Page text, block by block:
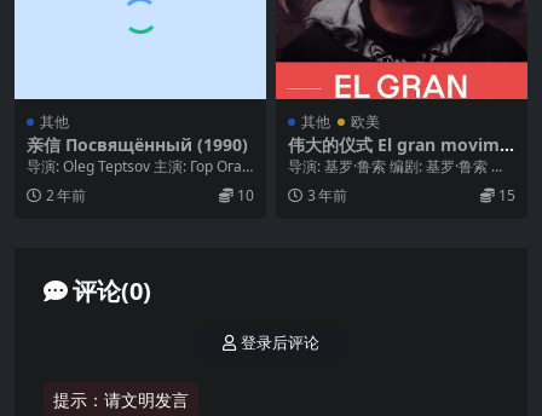
其他
亲信 Посвящённый (1990)
导演: Oleg Teptsov 主演: Гор Оган
исян / Любо...
2 年前 10
其他 欧美
伟大的仪式 El gran movimie
nto (2021)
导演: 基罗·鲁索 编剧: 基罗·鲁索 主
演: Max Bautista Uch...
3 年前 15
评论(0)
提示：请文明发言
登录后评论